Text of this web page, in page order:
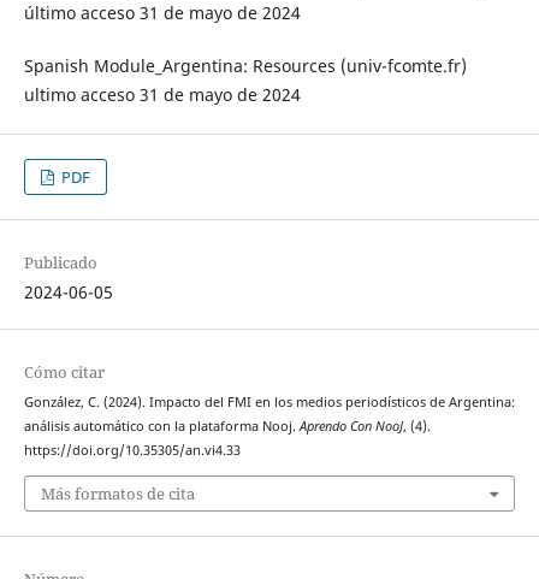
último acceso 31 de mayo de 2024
Spanish Module_Argentina: Resources (univ-fcomte.fr)
ultimo acceso 31 de mayo de 2024
PDF
Publicado
2024-06-05
Cómo citar
González, C. (2024). Impacto del FMI en los medios periodísticos de Argentina:
análisis automático con la plataforma Nooj.Aprendo Con NooJ, (4).
https://doi.org/10.35305/an.vi4.33
Más formatos de cita